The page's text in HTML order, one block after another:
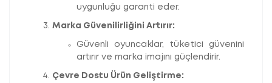
uygunluğu garanti eder.
Marka Güvenilirliğini Artırır:
Güvenli oyuncaklar, tüketici güvenini
artırır ve marka imajını güçlendirir.
Çevre Dostu Ürün Geliştirme: